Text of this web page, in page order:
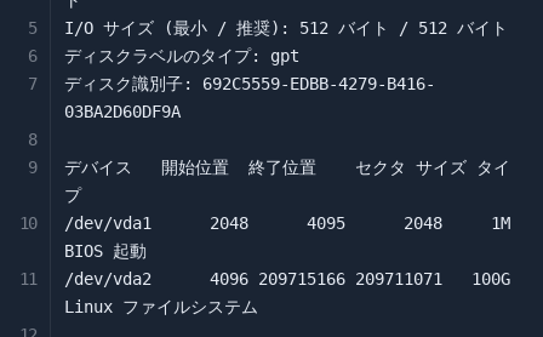
I/O サイズ (最小 / 推奨): 512 バイト / 512 バイト
ディスクラベルのタイプ: gpt
ディスク識別子: 692C5559-EDBB-4279-B416-
03BA2D60DF9A
デバイス   開始位置  終了位置    セクタ サイズ タイ
プ
/dev/vda1      2048      4095      2048     1M
BIOS 起動
/dev/vda2      4096 209715166 209711071   100G
Linux ファイルシステム